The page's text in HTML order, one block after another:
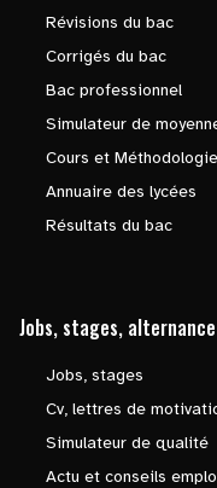
Révisions du bac
Corrigés du bac
Bac professionnel
Simulateur de
Cours et Méthodologie
Annuaire des lycées
Résultats du bac
Jobs, stages, alternance
Jobs, stages
Cv, lettres de
Simulateur de qualité
Actu et conseils